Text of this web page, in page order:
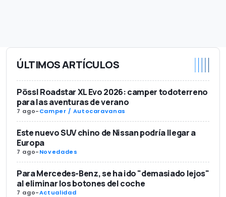
ÚLTIMOS ARTÍCULOS
Pössl Roadstar XL Evo 2026: camper todoterreno
para las aventuras de verano
7 ago-Camper / Autocaravanas
Este nuevo SUV chino de Nissan podría llegar a
Europa
7 ago-Novedades
Para Mercedes-Benz, se ha ido "demasiado lejos"
al eliminar los botones del coche
7 ago-Actualidad